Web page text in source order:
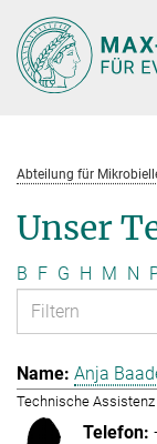
Hauptinhalt
Abteilung für
Unser
B F G H M N
Anja
Technische Assistenz